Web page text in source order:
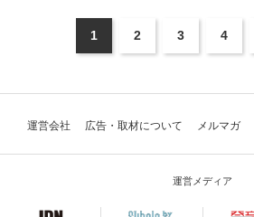
1 2 3 4
運営会社 広告・取材について メルマガ
運営メディア